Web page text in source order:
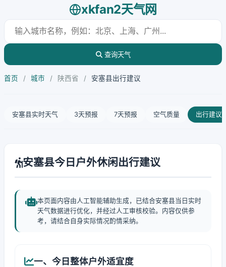
xkfan2天气网
查询天气
首页 / 城市 / 陕西省 / 安塞县出行建议
安塞县实时天气 3天预报 7天预报 空气质量 出行建议
安塞县今日户外休闲出行建议
本页面内容由人工智能辅助生成，已结合安塞县当日实时
天气数据进行优化，并经过人工审核校验。内容仅供参
考，请结合自身实际情况酌情采纳。
一、今日整体户外适宜度